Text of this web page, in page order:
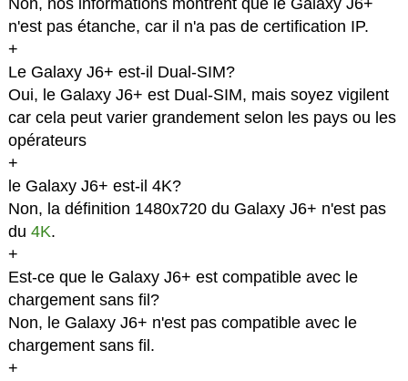
Non, nos informations montrent que le Galaxy J6+
n'est pas étanche, car il n'a pas de certification IP.
+
Le Galaxy J6+ est-il Dual-SIM?
Oui, le Galaxy J6+ est Dual-SIM, mais soyez vigilent
car cela peut varier grandement selon les pays ou les
opérateurs
+
le Galaxy J6+ est-il 4K?
Non, la définition 1480x720 du Galaxy J6+ n'est pas
du 4K.
+
Est-ce que le Galaxy J6+ est compatible avec le
chargement sans fil?
Non, le Galaxy J6+ n'est pas compatible avec le
chargement sans fil.
+